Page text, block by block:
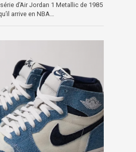
d’Air Jordan 1 Metallic de 1985
arrive en NBA…